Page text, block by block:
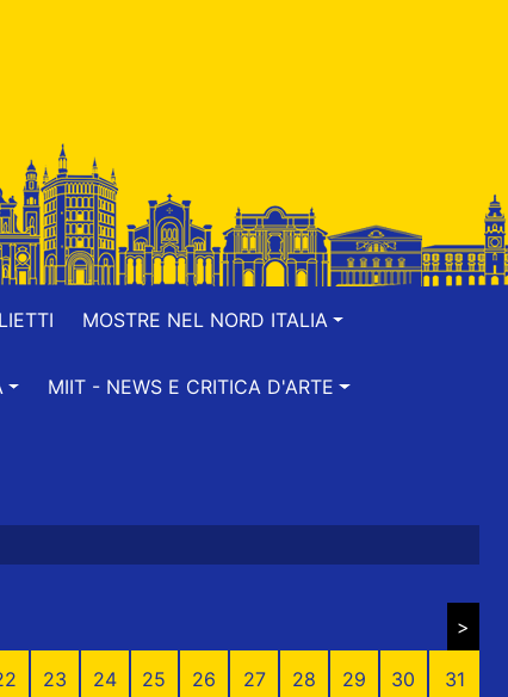
MOSTRE NEL NORD ITALIA
MIIT - NEWS E CRITICA D'ARTE
>
23 24 25 26 27 28 29 30 31